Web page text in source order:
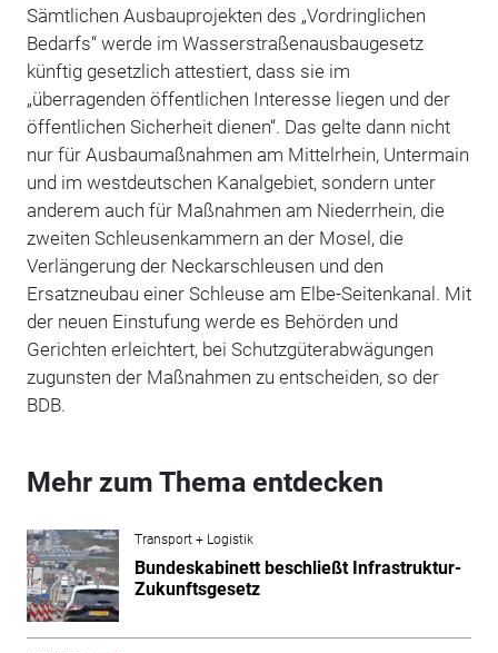
Sämtlichen Ausbauprojekten des „Vordringlichen
Bedarfs“ werde im Wasserstraßenausbaugesetz
künftig gesetzlich attestiert, dass sie im
„überragenden öffentlichen Interesse liegen und der
öffentlichen Sicherheit dienen“. Das gelte dann nicht
nur für Ausbaumaßnahmen am Mittelrhein, Untermain
und im westdeutschen Kanalgebiet, sondern unter
anderem auch für Maßnahmen am Niederrhein, die
zweiten Schleusenkammern an der Mosel, die
Verlängerung der Neckarschleusen und den
Ersatzneubau einer Schleuse am Elbe-Seitenkanal. Mit
der neuen Einstufung werde es Behörden und
Gerichten erleichtert, bei Schutzgüterabwägungen
zugunsten der Maßnahmen zu entscheiden, so der
BDB.
Mehr zum Thema entdecken
Transport + Logistik
Bundeskabinett beschließt Infrastruktur-
Zukunftsgesetz